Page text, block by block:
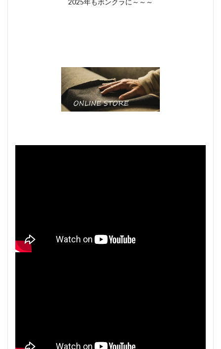
2025年もボンクラに～～～